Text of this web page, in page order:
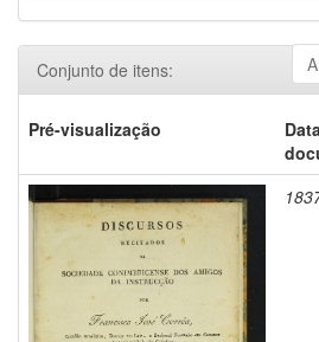
Conjunto de itens:
Pré-visualização